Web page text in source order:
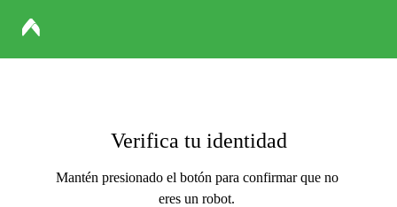
Verifica tu identidad
Mantén presionado el botón para confirmar que no
eres un robot.